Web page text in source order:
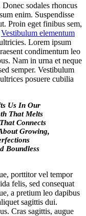
sodales rhoncus
enim. Suspendisse
Proin eget finibus sem,
Vestibulum elementum
Lorem ipsum
condimentum leo
Nam in urna et neque
semper. Vestibulum
posuere cubilia
Us In Our
That Melts
Connects
Growing,
Boundless
porttitor vel tempor
felis, sed consequat
a pretium leo dapibus
sagittis dui.
Cras sagittis, augue